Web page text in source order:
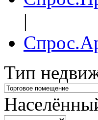
|
Тип